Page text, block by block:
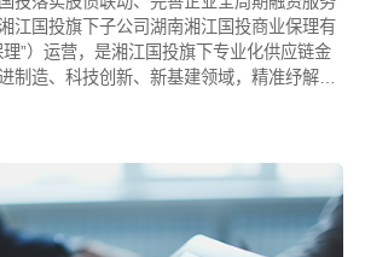
江国投旗下子公司湖南湘江国投商业保理有
理”）运营，是湘江国投旗下专业化供应链金
制造、科技创新、新基建领域，精准纾解供